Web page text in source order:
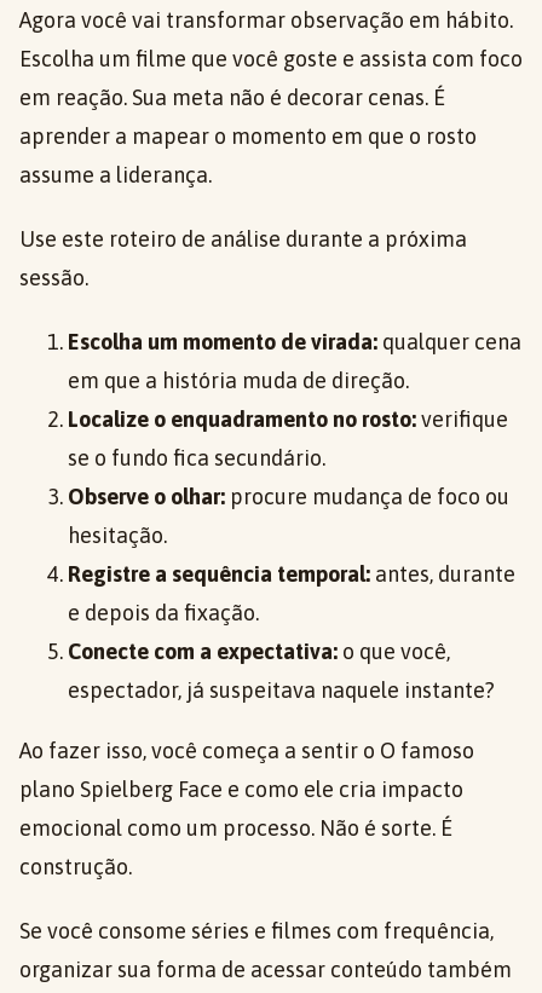
Agora você vai transformar observação em hábito.
Escolha um filme que você goste e assista com foco
em reação. Sua meta não é decorar cenas. É
aprender a mapear o momento em que o rosto
assume a liderança.
Use este roteiro de análise durante a próxima
sessão.
Escolha um momento de virada: qualquer cena
em que a história muda de direção.
Localize o enquadramento no rosto:verifique
se o fundo fica secundário.
Observe o olhar: procure mudança de foco ou
hesitação.
Registre a sequência temporal: antes, durante
e depois da fixação.
Conecte com a expectativa: o que você,
espectador, já suspeitava naquele instante?
Ao fazer isso, você começa a sentir o O famoso
plano Spielberg Face e como ele cria impacto
emocional como um processo. Não é sorte. É
construção.
Se você consome séries e filmes com frequência,
organizar sua forma de acessar conteúdo também